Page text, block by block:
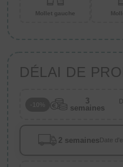
Mollet gauche
DÉLAI DE
3
semaines
2 semaines Date